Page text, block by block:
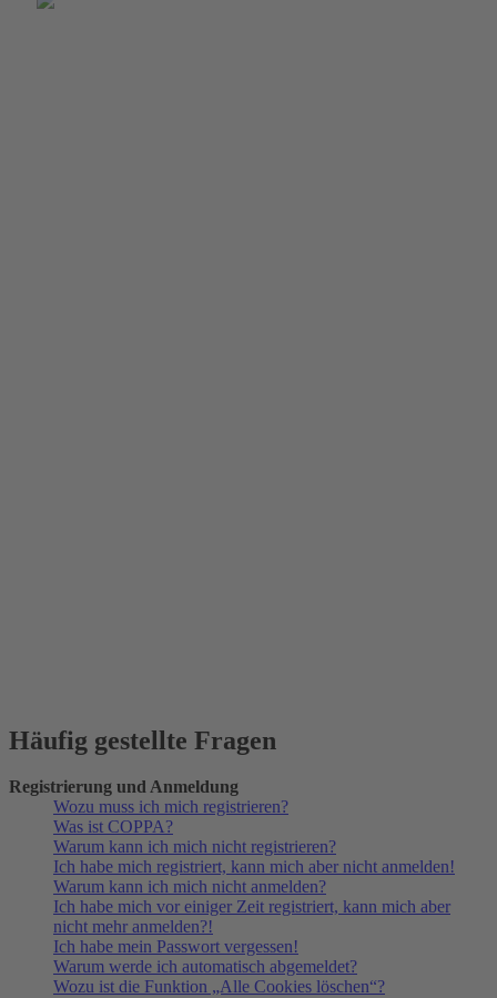
Häufig gestellte Fragen
Registrierung und Anmeldung
Wozu muss ich mich registrieren?
Was ist COPPA?
Warum kann ich mich nicht registrieren?
Ich habe mich registriert, kann mich aber nicht anmelden!
Warum kann ich mich nicht anmelden?
Ich habe mich vor einiger Zeit registriert, kann mich aber
nicht mehr anmelden?!
Ich habe mein Passwort vergessen!
Warum werde ich automatisch abgemeldet?
Wozu ist die Funktion „Alle Cookies löschen“?